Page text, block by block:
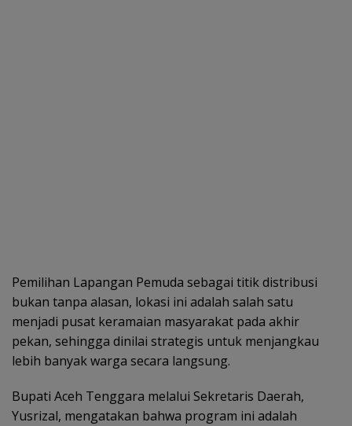
Pemilihan Lapangan Pemuda sebagai titik distribusi
bukan tanpa alasan, lokasi ini adalah salah satu
menjadi pusat keramaian masyarakat pada akhir
pekan, sehingga dinilai strategis untuk menjangkau
lebih banyak warga secara langsung.
Bupati Aceh Tenggara melalui Sekretaris Daerah,
Yusrizal, mengatakan bahwa program ini adalah